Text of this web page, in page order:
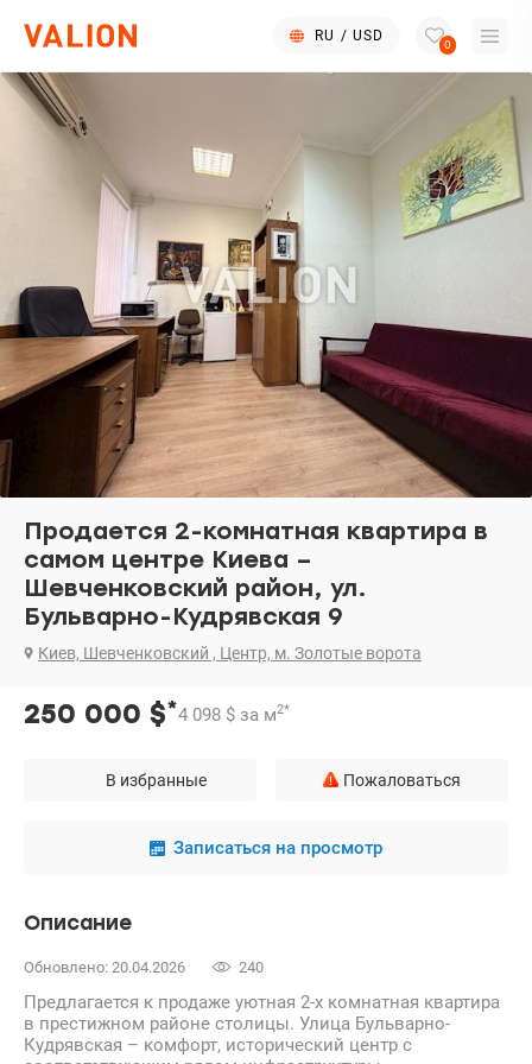
RU / USD
0
Продается 2-комнатная квартира в
самом центре Киева –
Шевченковский район, ул.
Бульварно-Кудрявская 9
Киев, Шевченковский , Центр, м. Золотые ворота
250 000 $*4 098 $ за м2*
В избранные Пожаловаться
Записаться на просмотр
Описание
Обновлено: 20.04.2026 240
Предлагается к продаже уютная 2-х комнатная квартира
в престижном районе столицы. Улица Бульварно-
Кудрявская – комфорт, исторический центр с